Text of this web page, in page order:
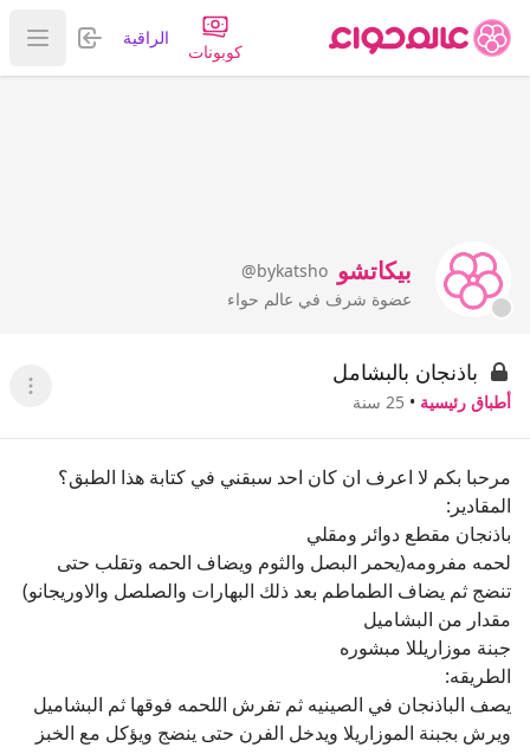
كوبونات
الراقية تسجيل
عرض
بيكاتشو @bykatsho
عضوة شرف في عالم حواء
باذنجان بالبشامل
أطباق رئيسية • 25 سنة عرض
مرحبا بكم لا اعرف ان كان احد سبقني في كتابة هذا الطبق؟
المقادير:
باذنجان مقطع دوائر ومقلي
لحمه مفرومه(يحمر البصل والثوم ويضاف الحمه وتقلب حتى
تنضج ثم يضاف الطماطم بعد ذلك البهارات والصلصل والاوريجانو)
مقدار من البشاميل
جبنة موزاريللا مبشوره
الطريقه:
يصف الباذنجان في الصينيه ثم تفرش اللحمه فوقها ثم البشاميل
ويرش بجبنة الموزاريلا ويدخل الفرن حتى ينضج ويؤكل مع الخبز